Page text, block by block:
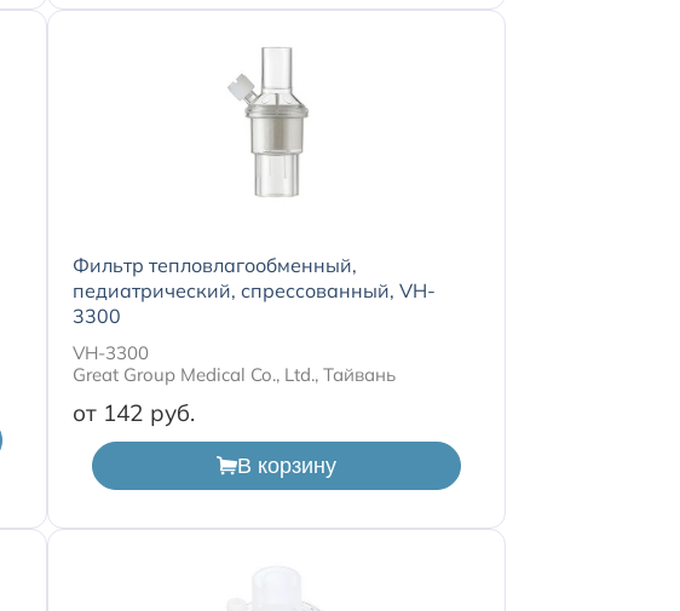
Фильтр тепловлагообменный,
педиатрический, спрессованный, VH-
3300
VH-3300
Great Group Medical Co., Ltd., Тайвань
от 142
В корзину